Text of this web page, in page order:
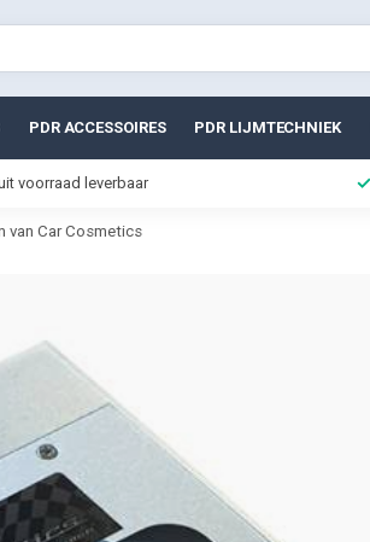
PDR ACCESSOIRES PDR LIJMTECHNIEK
voorraad leverbaar
van Car Cosmetics